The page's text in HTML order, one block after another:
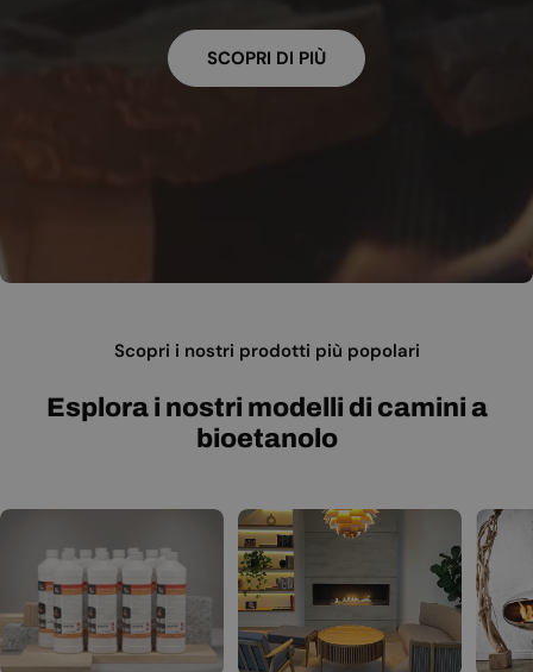
SCOPRI DI PIÙ
Scopri i nostri prodotti più popolari
Esplora i nostri modelli di camini a
bioetanolo